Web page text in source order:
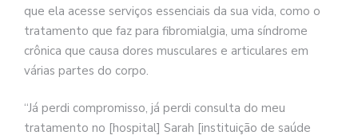
que ela acesse serviços essenciais da sua vida, como o
tratamento que faz para fibromialgia, uma síndrome
crônica que causa dores musculares e articulares em
várias partes do corpo.
“Já perdi compromisso, já perdi consulta do meu
tratamento no [hospital] Sarah [instituição de saúde